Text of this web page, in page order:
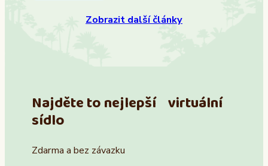
Zobrazit další články
Najděte to nejlepší virtuální
sídlo
Zdarma a bez závazku